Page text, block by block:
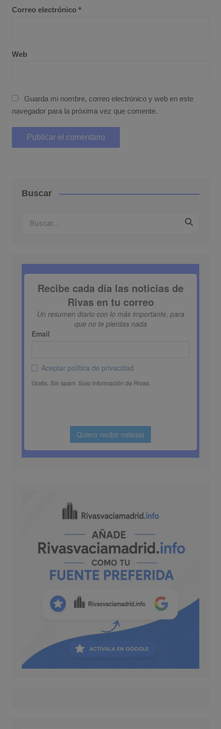
Correo electrónico *
Web
Guarda mi nombre, correo electrónico y web en este
navegador para la próxima vez que comente.
Buscar